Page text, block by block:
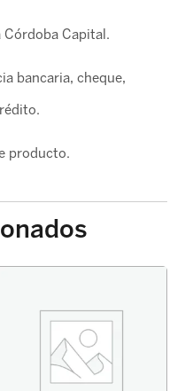
Capital.
bancaria, cheque,
producto.